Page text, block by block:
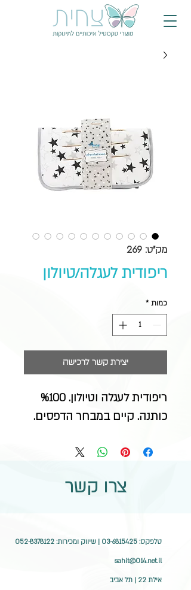
מק"ט: 269
ריפודית לעגלה/טיולון
כמות *
יצירת קשר לרכישה
כותנה. קיים במבחר הדפסים.
צרו קשר
טלפקס: 03-6815425 | שיווק ומכירות: 052-8378122
sahit@014.net.il
אילת 22 | תל אביב